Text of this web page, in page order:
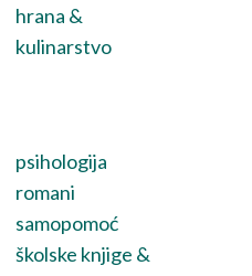
hrana &
kulinarstvo
psihologija
romani
samopomoć
školske knjige &